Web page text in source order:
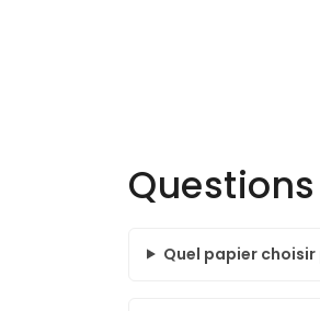
Quel papier